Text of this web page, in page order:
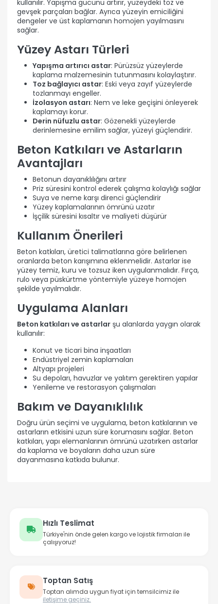
kullanılır. Yapışma gücünü artırır, yüzeydeki toz ve
gevşek parçaları bağlar. Ayrıca yüzeyin emiciliğini
dengeler ve üst kaplamanın homojen yayılmasını
sağlar.
Yüzey Astarı Türleri
Yapışma artırıcı astar: Pürüzsüz yüzeylerde
kaplama malzemesinin tutunmasını kolaylaştırır.
Toz bağlayıcı astar: Eski veya zayıf yüzeylerde
tozlanmayı engeller.
İzolasyon astarı: Nem ve leke geçişini önleyerek
kaplamayı korur.
Derin nüfuzlu astar: Gözenekli yüzeylerde
derinlemesine emilim sağlar, yüzeyi güçlendirir.
Beton Katkıları ve Astarların
Avantajları
Betonun dayanıklılığını artırır
Priz süresini kontrol ederek çalışma kolaylığı sağlar
Suya ve neme karşı direnci güçlendirir
Yüzey kaplamalarının ömrünü uzatır
İşçilik süresini kısaltır ve maliyeti düşürür
Kullanım Önerileri
Beton katkıları, üretici talimatlarına göre belirlenen
oranlarda beton karışımına eklenmelidir. Astarlar ise
yüzey temiz, kuru ve tozsuz iken uygulanmalıdır. Fırça,
rulo veya püskürtme yöntemiyle yüzeye homojen
şekilde yayılmalıdır.
Uygulama Alanları
Beton katkıları ve astarlar şu alanlarda yaygın olarak
kullanılır:
Konut ve ticari bina inşaatları
Endüstriyel zemin kaplamaları
Altyapı projeleri
Su depoları, havuzlar ve yalıtım gerektiren yapılar
Yenileme ve restorasyon çalışmaları
Bakım ve Dayanıklılık
Doğru ürün seçimi ve uygulama, beton katkılarının ve
astarların etkisini uzun süre korumasını sağlar. Beton
katkıları, yapı elemanlarının ömrünü uzatırken astarlar
da kaplama ve boyaların daha uzun süre
dayanmasına katkıda bulunur.
Hızlı Teslimat
Türkiye'nin önde gelen kargo ve lojistik firmaları ile
çalışıyoruz!
Toptan Satış
Toptan alımda uygun fiyat için temsilcimiz ile
iletişime geçiniz.